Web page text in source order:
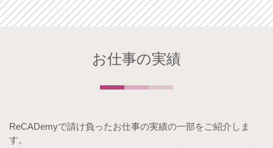
お仕事の実績
ReCADemyで請け負ったお仕事の実績の一部をご紹介しま
す。